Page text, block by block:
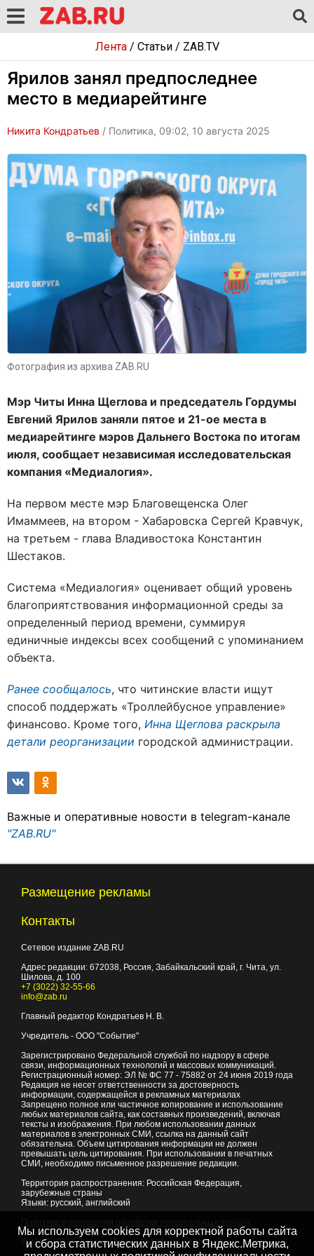
Лента/ Статьи/ ZAB.TV
Ярилов занял предпоследнее
место в медиарейтинге
Никита Кондратьев / Политика, 09:02, 10 августа 2025
Фотография из архива ZAB.RU
Мэр Читы Инна Щеглова и председатель Гордумы
Евгений Ярилов заняли пятое и 21-ое места в
медиарейтинге мэров Дальнего Востока по итогам
июля, сообщает независимая исследовательская
компания «Медиалогия».
На первом месте мэр Благовещенска Олег
Имаммеев, на втором - Хабаровска Сергей Кравчук,
на третьем - глава Владивостока Константин
Шестаков.
Система «Медиалогия» оценивает общий уровень
благоприятствования информационной среды за
определенный период времени, суммируя
единичные индексы всех сообщений с упоминанием
объекта.
Ранее сообщалось, что читинские власти ищут
способ поддержать «Троллейбусное управление»
финансово. Кроме того, Инна Щеглова раскрыла
детали реорганизации городской администрации.
Важные и оперативные новости в telegram-канале
"ZAB.RU"
Размещение рекламы
Контакты
Сетевое издание ZAB.RU
Адрес редакции: 672038 , Россия, Забайкальский край, г. Чита ул.
Шилова, д. 100
+7 (3022) 32-55-66
info@zab.ru
Главный редактор Кондратьев Н. В.
Учредитель - ООО "Событие"
Зарегистрировано Федеральной службой по надзору в сфере
связи, информационных технологий и массовых коммуникаций.
Регистрационный номер: ЭЛ № ФС 77 - 75882 от 24 июня 2019 года
Редакция не несет ответственности за достоверность
информации, содержащейся в рекламных материалах
Запрещено полное или частичное копирование и использование
любых материалов сайта, как составных произведений, включая
тексты и изображения. При любом использовании данных
материалов в электронных СМИ, ссылка на данный сайт
обязательна. Объем цитирования информации не должен
превышать цель цитирования. При использовании в печатных
СМИ, необходимо письменное разрешение редакции.
Территория распространения: Российская Федерация,
зарубежные страны
Языки: русский, английский
© 2007 - 2026Портал Читы и Забайкальского края
Мы используем cookies для корректной работы сайта
и сбора статистических данных в Яндекс.Метрика,